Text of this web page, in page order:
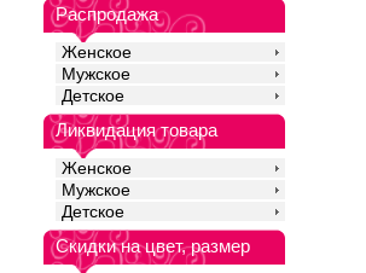
Распродажа
Женское
Мужское
Детское
Ликвидация товара
Женское
Мужское
Детское
Скидки на цвет, размер